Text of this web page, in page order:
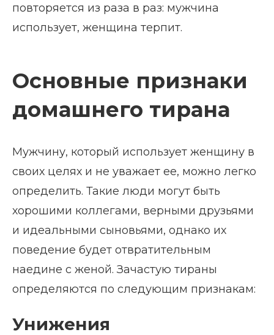
повторяется из раза в раз: мужчина
использует, женщина терпит.
Основные признаки
домашнего тирана
Мужчину, который использует женщину в
своих целях и не уважает ее, можно легко
определить. Такие люди могут быть
хорошими коллегами, верными друзьями
и идеальными сыновьями, однако их
поведение будет отвратительным
наедине с женой. Зачастую тираны
определяются по следующим признакам:
Унижения